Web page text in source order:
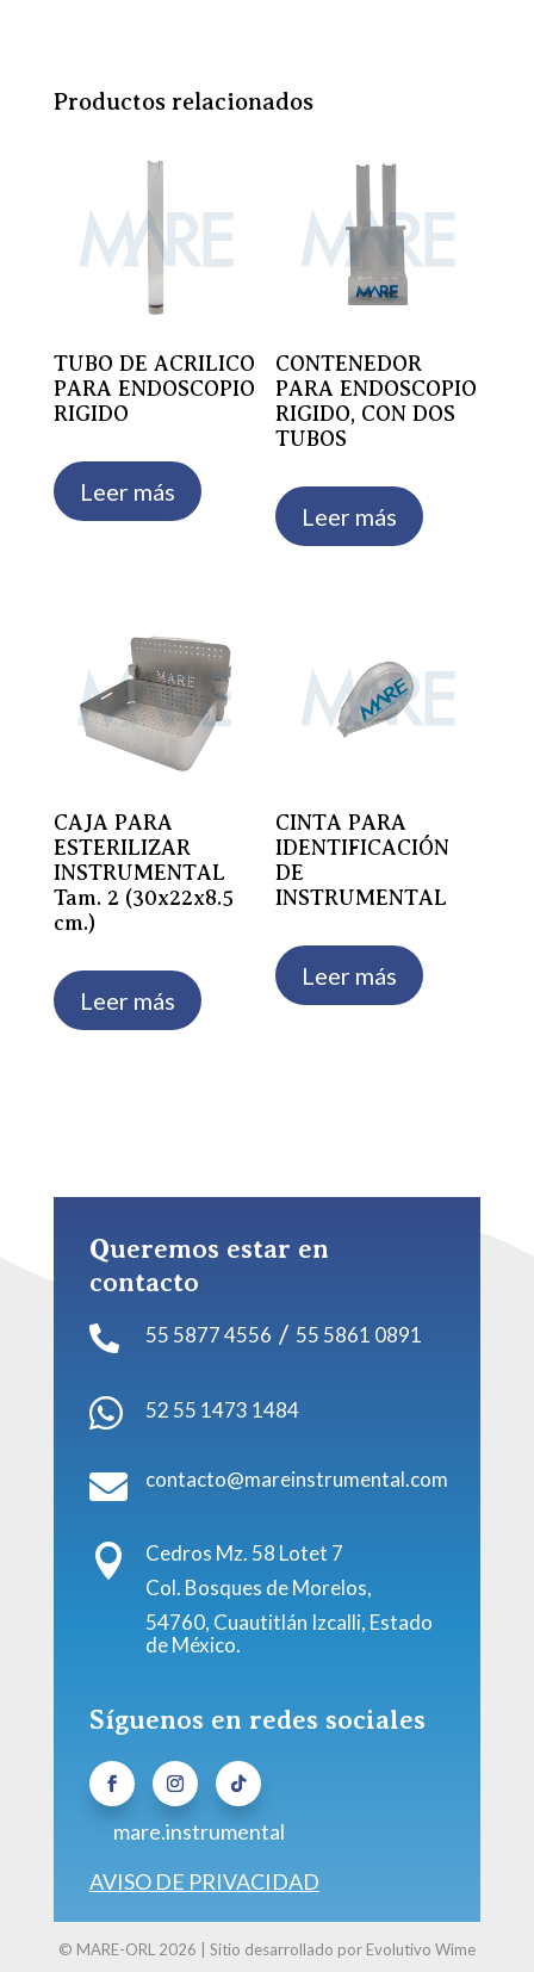
Productos relacionados
TUBO DE ACRILICO
PARA ENDOSCOPIO
RIGIDO
Leer más
CONTENEDOR
PARA ENDOSCOPIO
RIGIDO, CON DOS
TUBOS
Leer más
CAJA PARA
ESTERILIZAR
INSTRUMENTAL
Tam. 2 (30x22x8.5
cm.)
Leer más
CINTA PARA
IDENTIFICACIÓN
DE
INSTRUMENTAL
Leer más
Queremos estar en
contacto

55 5877 4556 / 55 5861 0891
 52 55 1473 1484
 contacto@mareinstrumental.com

Cedros Mz. 58 Lotet 7
Col. Bosques de Morelos,
54760, Cuautitlán Izcalli, Estado
de México.
Síguenos en redes sociales
mare.instrumental
AVISO DE PRIVACIDAD
© MARE-ORL 2026 | Sitio desarrollado por Evolutivo Wime